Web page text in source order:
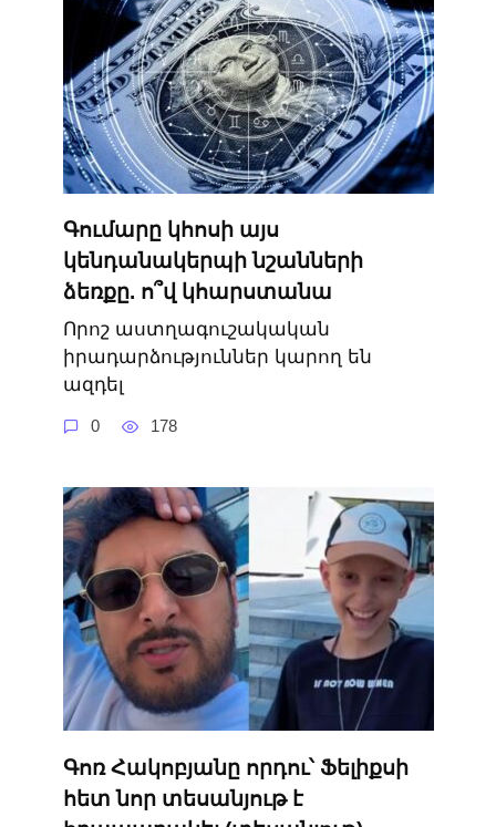
Գումարը կհոսի այս
կենդանակերպի նշանների
ձեռքը. ո՞վ կհարստանա
Որոշ աստղագուշակական
իրադարձություններ կարող են
ազդել
0 178
Գոռ Հակոբյանը որդու՝ Ֆելիքսի
հետ նոր տեսանյութ է